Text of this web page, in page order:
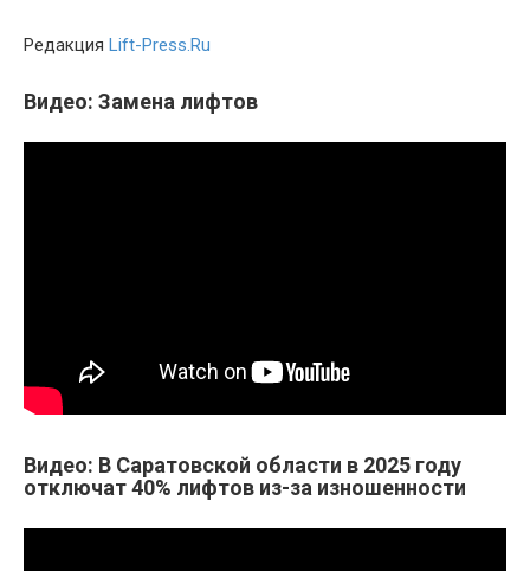
Редакция Lift-Press.Ru
Видео: Замена лифтов
Видео: В Саратовской области в 2025 году
отключат 40% лифтов из-за изношенности